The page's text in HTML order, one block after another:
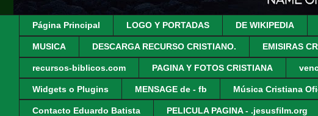
Página Principal LOGO Y PORTADAS DE WIKIPEDIA
MUSICA DESCARGA RECURSO CRISTIANO. EMISIRAS
recursos-biblicos.com PAGINA Y FOTOS CRISTIANA
Widgets o Plugins MENSAGE de - fb Música Cristiana
Contacto Eduardo Batista PELICULA PAGINA - .jesusfilm.org